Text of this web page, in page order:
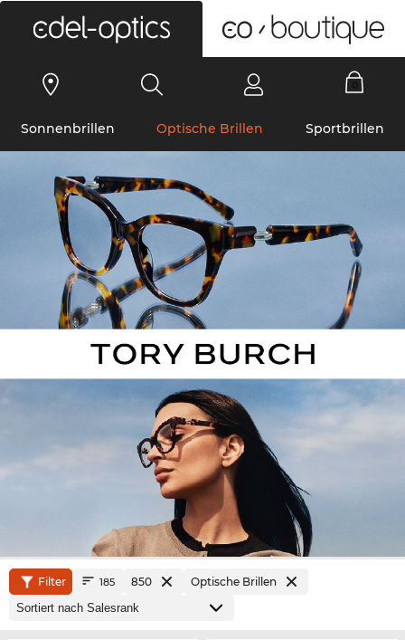
Sonnenbrillen Optische Brillen Sportbrillen
Filter 185 850 Optische Brillen